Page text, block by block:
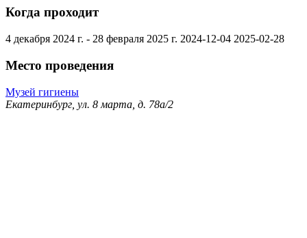
Когда проходит
4 декабря 2024 г. - 28 февраля 2025 г. 2024-12-04 2025-02-28
Место проведения
Музей гигиены
Екатеринбург, ул. 8 марта, д. 78а/2